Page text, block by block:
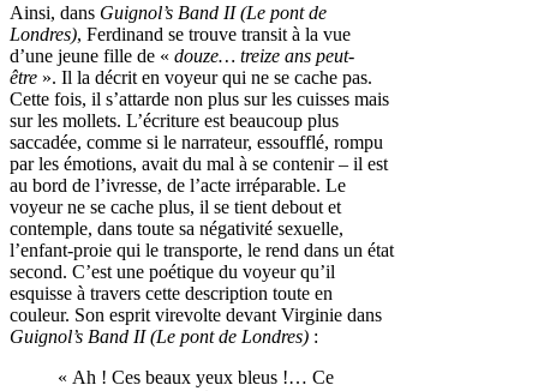
Ainsi, dans Guignol’s Band II (Le pont de
Londres), Ferdinand se trouve transit à la vue
d’une jeune fille de « douze… treize ans peut-
être ». Il la décrit en voyeur qui ne se cache pas.
Cette fois, il s’attarde non plus sur les cuisses mais
sur les mollets. L’écriture est beaucoup plus
saccadée, comme si le narrateur, essoufflé, rompu
par les émotions, avait du mal à se contenir – il est
au bord de l’ivresse, de l’acte irréparable. Le
voyeur ne se cache plus, il se tient debout et
contemple, dans toute sa négativité sexuelle,
l’enfant-proie qui le transporte, le rend dans un état
second. C’est une poétique du voyeur qu’il
esquisse à travers cette description toute en
couleur. Son esprit virevolte devant Virginie dans
Guignol’s Band II (Le pont de Londres) :
« Ah ! Ces beaux yeux bleus !… Ce